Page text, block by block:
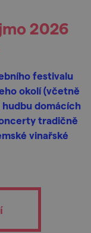
2026
festivalu
okolí (včetně
domácích
tradičně
vinařské